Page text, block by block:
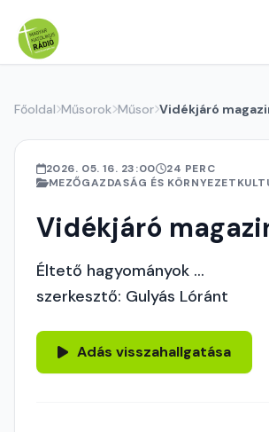
Főoldal Műsorok Műsor Vidékjáró
2026. 05. 16. 23:00
24 PERC
MEZŐGAZDASÁG ÉS
Vidékjáró
Éltető hagyományok ...
szerkesztő: Gulyás Lóránt
Adás visszahallgatása